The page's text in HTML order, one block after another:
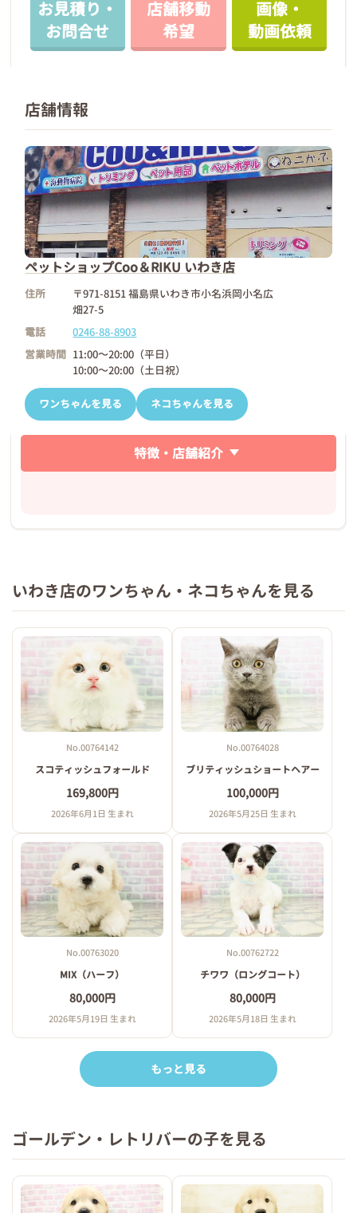
お見積り・
お問合せ
店舗移動
希望
画像・
動画依頼
店舗情報
ペットショップCoo＆RIKU いわき店
住所
〒971-8151 福島県いわき市小名浜岡小名広
畑27-5
電話
0246-88-8903
営業時間 11:00～20:00（平日）
10:00～20:00（土日祝）
ワンちゃんを見る ネコちゃんを見る
特徴・店舗紹介
いわき店のワンちゃん・ネコちゃんを見る
No.00764142
スコティッシュフォールド
169,800円
2026年6月1日 生まれ
No.00764028
ブリティッシュショートヘアー
100,000円
2026年5月25日 生まれ
No.00763020
MIX（ハーフ）
80,000円
2026年5月19日 生まれ
No.00762722
チワワ（ロングコート）
80,000円
2026年5月18日 生まれ
もっと見る
ゴールデン・レトリバーの子を見る